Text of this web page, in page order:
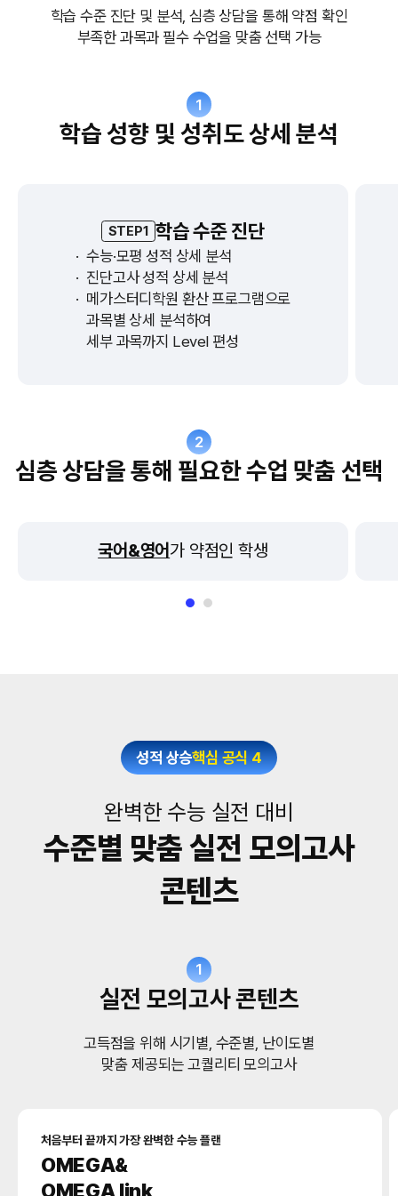
학습 수준 진단 및 분석, 심층 상담을 통해 약점 확인
부족한 과목과 필수 수업을 맞춤 선택 가능
1
학습 성향 및 성취도 상세 분석
STEP1 학습 수준 진단
· 수능·모평 성적 상세 분석
· 진단고사 성적 상세 분석
· 메가스터디학원 환산 프로그램으로
과목별 상세 분석하여
세부 과목까지 Level 편성
2
심층 상담을 통해 필요한 수업 맞춤 선택
국어&영어 가 약점인 학생
성적 상승핵심 공식 4
완벽한 수능 실전 대비
수준별 맞춤 실전 모의고사
콘텐츠
1
실전 모의고사 콘텐츠
고득점을 위해 시기별, 수준별, 난이도별
맞춤 제공되는 고퀄리티 모의고사
처음부터 끝까지 가장 완벽한 수능 플랜
OMEGA&
OMEGA link